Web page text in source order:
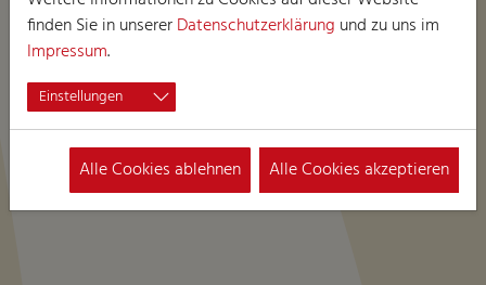
finden Sie in unsererDatenschutzerklärung und zu uns im
Impressum.
Einstellungen
Alle Cookies ablehnen Alle Cookies akzeptieren